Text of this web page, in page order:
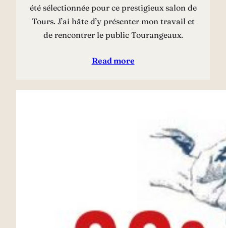
été sélectionnée pour ce prestigieux salon de
Tours. J’ai hâte d’y présenter mon travail et
de rencontrer le public Tourangeaux.
Read more